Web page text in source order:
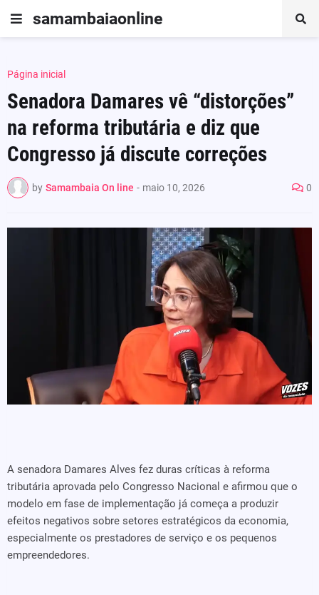
samambaiaonline
Página inicial
Senadora Damares vê “distorções”
na reforma tributária e diz que
Congresso já discute correções
by Samambaia On line - maio 10, 2026 0
A senadora Damares Alves fez duras críticas à reforma
tributária aprovada pelo Congresso Nacional e afirmou que o
modelo em fase de implementação já começa a produzir
efeitos negativos sobre setores estratégicos da economia,
especialmente os prestadores de serviço e os pequenos
empreendedores.